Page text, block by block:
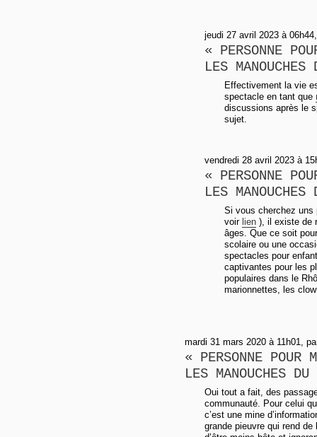
jeudi 27 avril 2023 à
« PERSONNE
LES
Effectivement la vie
spectacle en tant que
discussions après le
sujet.
vendredi 28 avril 2023 à
« PERSONNE
LES
Si vous cherchez uns
voir lien ), il existe de
âges. Que ce soit
scolaire ou une
spectacles pour
captivantes pour les
populaires dans le
marionnettes, les
mardi 31 mars 2020 à 11h01,
« PERSONNE
LES MANOUCHES
Oui tout a fait, des
communauté. Pour celui
c’est une mine
grande pieuvre qui rend